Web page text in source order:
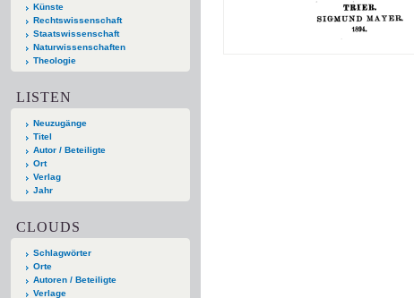
Künste
Rechtswissenschaft
Staatswissenschaft
Naturwissenschaften
Theologie
LISTEN
Neuzugänge
Titel
Autor / Beteiligte
Ort
Verlag
Jahr
CLOUDS
Schlagwörter
Orte
Autoren / Beteiligte
Verlage